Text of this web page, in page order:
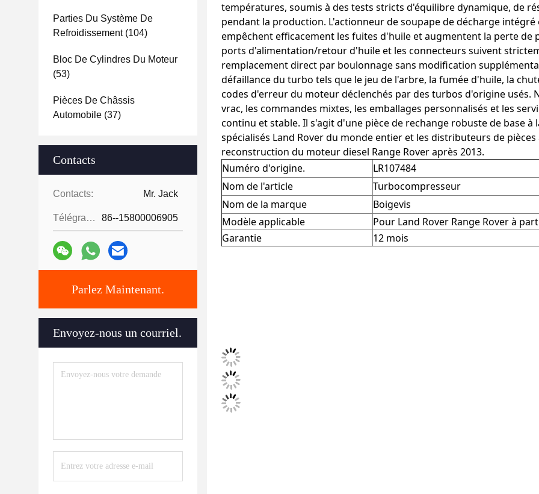
Parties Du Système De
Refroidissement(104)
Bloc De Cylindres Du Moteur
(53)
Pièces De Châssis
Automobile (37)
Contacts
Contacts: Mr. Jack
Télégramme: 86--15800006905
Parlez Maintenant.
Envoyez-nous un courriel.
températures, soumis à des tests stricts d'équilibre dynamique, de
pendant la production. L'actionneur de soupape de décharge
empêchent efficacement les fuites d'huile et augmentent la perte de
ports d'alimentation/retour d'huile et les connecteurs suivent
remplacement direct par boulonnage sans modification
défaillance du turbo tels que le jeu de l'arbre, la fumée d'huile, la
codes d'erreur du moteur déclenchés par des turbos d'origine usés.
vrac, les commandes mixtes, les emballages personnalisés et les
continu et stable. Il s'agit d'une pièce de rechange robuste de base
spécialisés Land Rover du monde entier et les distributeurs de
reconstruction du moteur diesel Range Rover après 2013.
Numéro d'origine.
LR107484
Nom de l'article
Turbocompresseur
Nom de la marque
Boigevis
Modèle applicable
Pour Land Rover Range Rover à
Garantie
12 mois